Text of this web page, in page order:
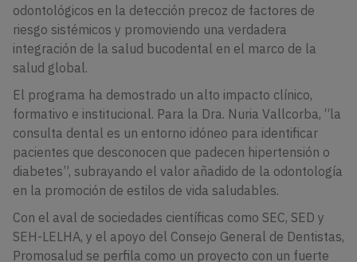
odontológicos en la detección precoz de factores de
riesgo sistémicos y promoviendo una verdadera
integración de la salud bucodental en el marco de la
salud global.
El programa ha demostrado un alto impacto clínico,
formativo e institucional. Para la Dra. Nuria Vallcorba, “la
consulta dental es un entorno idóneo para identificar
pacientes que desconocen que padecen hipertensión o
diabetes”, subrayando el valor añadido de la odontología
en la promoción de estilos de vida saludables.
Con el aval de sociedades científicas como SEC, SED y
SEH-LELHA, y el apoyo del Consejo General de Dentistas,
Promosalud se perfila como un proyecto con un fuerte